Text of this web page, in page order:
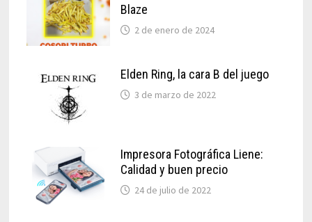
Blaze
2 de enero de 2024
Elden Ring, la cara B del juego
3 de marzo de 2022
Impresora Fotográfica Liene:
Calidad y buen precio
24 de julio de 2022